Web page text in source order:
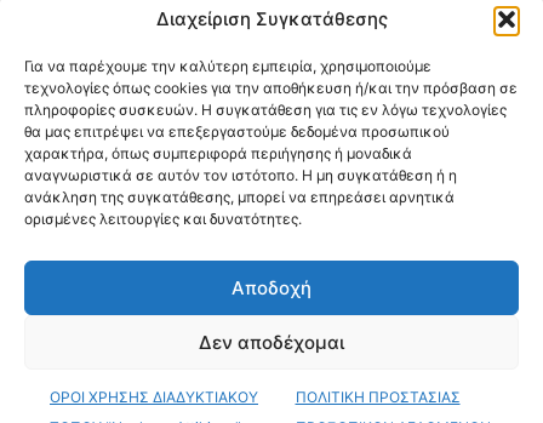
Διαχείριση Συγκατάθεσης
Για να παρέχουμε την καλύτερη εμπειρία, χρησιμοποιούμε
τεχνολογίες όπως cookies για την αποθήκευση ή/και την πρόσβαση σε
πληροφορίες συσκευών. Η συγκατάθεση για τις εν λόγω τεχνολογίες
θα μας επιτρέψει να επεξεργαστούμε δεδομένα προσωπικού
χαρακτήρα, όπως συμπεριφορά περιήγησης ή μοναδικά
αναγνωριστικά σε αυτόν τον ιστότοπο. Η μη συγκατάθεση ή η
ανάκληση της συγκατάθεσης, μπορεί να επηρεάσει αρνητικά
ορισμένες λειτουργίες και δυνατότητες.
Αποδοχή
Δεν αποδέχομαι
ΟΡΟΙ ΧΡΗΣΗΣ ΔΙΑΔΥΚΤΙΑΚΟΥ
ΠΟΛΙΤΙΚΗ ΠΡΟΣΤΑΣΙΑΣ
Επικοινωνία:info@neologosattikis.gr
ΑΚΟΛΟΥΘΗΣΕ ΜΑΣ
Videos Όροι Χρήσης
© Copyright 2026 ΝΕΟΛΟΓΟΣ ΑΤΤΙΚΗΣ • All Rights Reserved •